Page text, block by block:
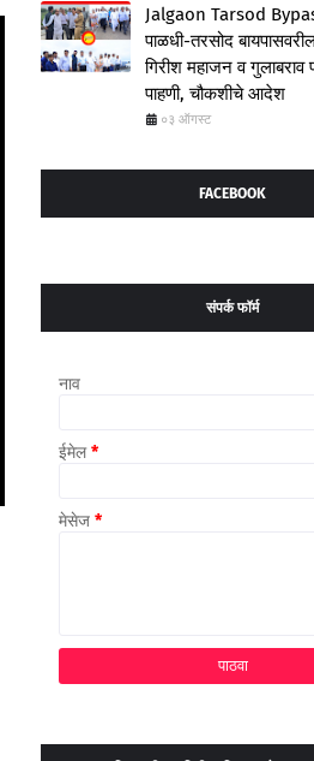
Jalgaon Tarsod
पाळधी-तरसोद
गिरीश महाजन व गुलाबराव
पाहणी, चौकशीचे आदेश
०३ ऑगस्ट
FACEBOOK
संपर्क फॉर्म
नाव
ईमेल*
मेसेज *